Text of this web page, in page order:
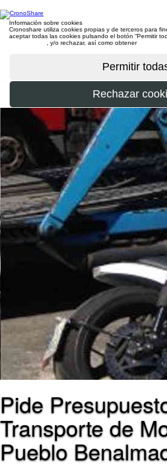
Información sobre cookies
Cronoshare utiliza cookies propias y de terceros para
aceptar todas las cookies pulsando el botón “Permitir
, y/o rechazar, así como obtener
Pide
Transporte de
Pueblo